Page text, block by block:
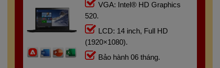
VGA: Intel® HD Graphics
520.
LCD: 14 inch, Full HD
(1920×1080).
Bảo hành 06 tháng.